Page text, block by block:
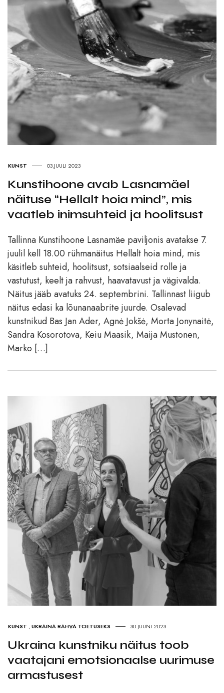
KUNST 03.JUULI 2023
Kunstihoone avab Lasnamäel
näituse “Hellalt hoia mind”, mis
vaatleb inimsuhteid ja hoolitsust
Tallinna Kunstihoone Lasnamäe paviljonis avatakse 7.
juulil kell 18.00 rühmanäitus Hellalt hoia mind, mis
käsitleb suhteid, hoolitsust, sotsiaalseid rolle ja
vastutust, keelt ja rahvust, haavatavust ja vägivalda.
Näitus jääb avatuks 24. septembrini. Tallinnast liigub
näitus edasi ka lõunanaabrite juurde. Osalevad
kunstnikud Bas Jan Ader, Agnė Jokšė, Morta Jonynaitė,
Sandra Kosorotova, Keiu Maasik, Maija Mustonen,
Marko […]
KUNST ,UKRAINA RAHVA TOETUSEKS 30.JUUNI 2023
Ukraina kunstniku näitus toob
vaatajani emotsionaalse uurimuse
armastusest